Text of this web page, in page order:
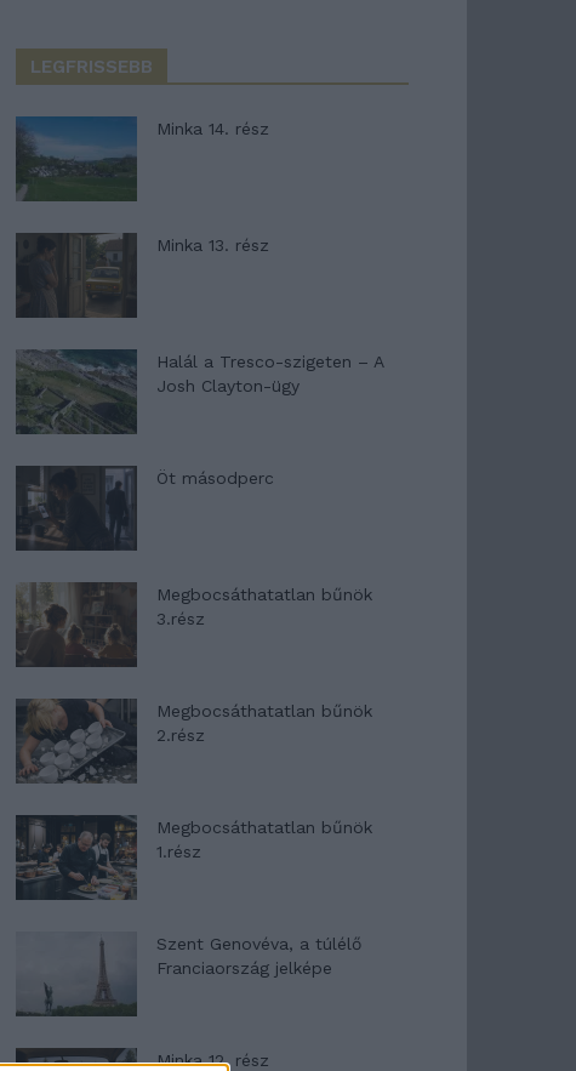
LEGFRISSEBB
Minka 14. rész
Minka 13. rész
Halál a Tresco-szigeten – A
Josh Clayton-ügy
Öt másodperc
Megbocsáthatatlan bűnök
3.rész
Megbocsáthatatlan bűnök
2.rész
Megbocsáthatatlan bűnök
1.rész
Szent Genovéva, a túlélő
Franciaország jelképe
Minka 12. rész